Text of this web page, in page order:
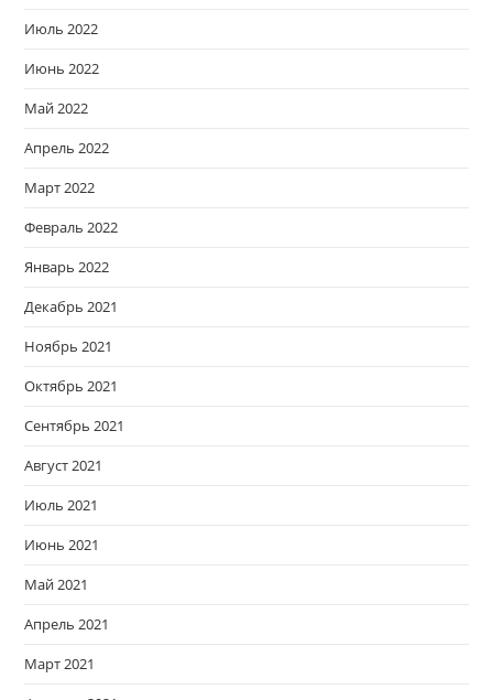
Июль 2022
Июнь 2022
Май 2022
Апрель 2022
Март 2022
Февраль 2022
Январь 2022
Декабрь 2021
Ноябрь 2021
Октябрь 2021
Сентябрь 2021
Август 2021
Июль 2021
Июнь 2021
Май 2021
Апрель 2021
Март 2021